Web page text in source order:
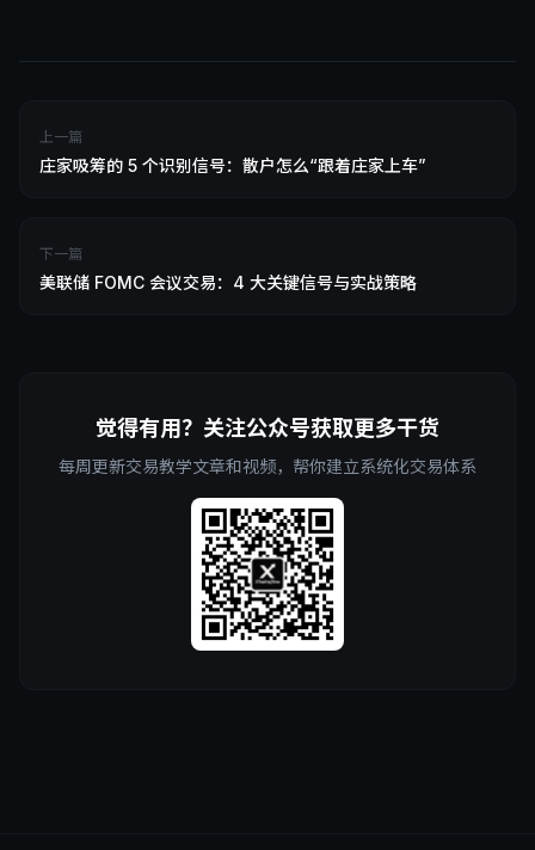
上一篇
庄家吸筹的 5 个识别信号：散户怎么“跟着庄家上车”
下一篇
美联储 FOMC 会议交易：4 大关键信号与实战策略
觉得有用？关注公众号获取更多干货
每周更新交易教学文章和视频，帮你建立系统化交易体系